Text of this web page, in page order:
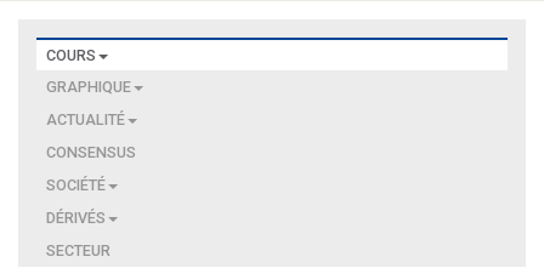
COURS
GRAPHIQUE
ACTUALITÉ
CONSENSUS
SOCIÉTÉ
DÉRIVÉS
SECTEUR